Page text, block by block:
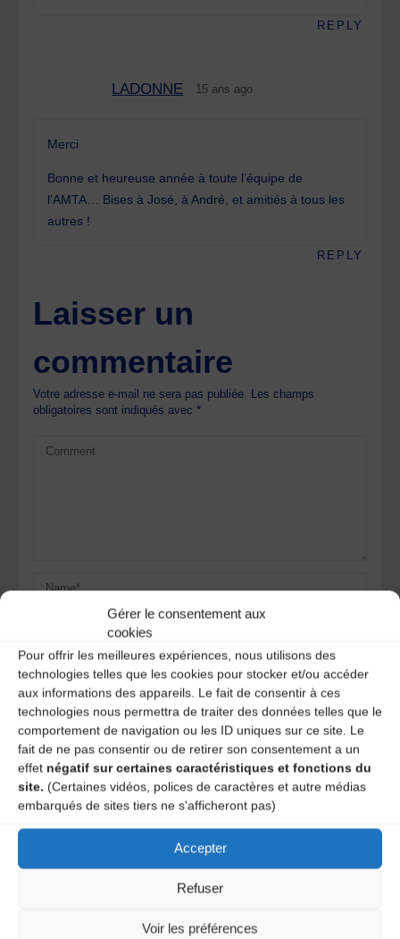
Gérer le consentement aux
cookies
Pour offrir les meilleures expériences, nous utilisons des
technologies telles que les cookies pour stocker et/ou accéder
aux informations des appareils. Le fait de consentir à ces
technologies nous permettra de traiter des données telles que le
comportement de navigation ou les ID uniques sur ce site. Le
fait de ne pas consentir ou de retirer son consentement a un
effet négatif sur certaines caractéristiques et fonctions du
site. (Certaines vidéos, polices de caractères et autre médias
embarqués de sites tiers ne s'afficheront pas)
Accepter
Refuser
Voir les préférences
REPLY
LADONNE 15 ans ago
Merci
Bonne et heureuse année à toute l’équipe de
l’AMTA… Bises à José, à André, et amitiés à tous les
autres !
REPLY
Laisser un
commentaire
Votre adresse e-mail ne sera pas publiée.
Les champs
obligatoires sont indiqués avec*
Save my name, email, and site URL in my browser for next
time I post a comment.
Ce site utilise Akismet pour réduire les indésirables.En
savoir plus sur la façon dont les données de vos
commentaires sont traitées.